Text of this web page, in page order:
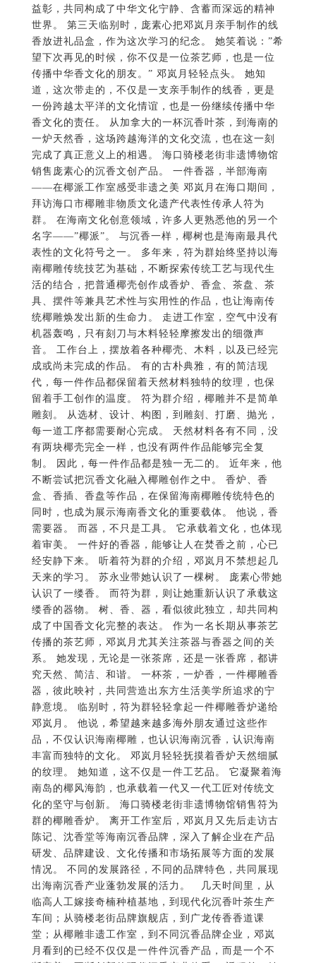
传播中华香文化的朋友。” 邓岚月轻轻点头。 她知
道，这次带走的，不仅是一支亲手制作的线香，更是
一份跨越太平洋的文化情谊，也是一份继续传播中华
香文化的责任。 从加拿大的一杯沉香叶茶，到海南的
一炉天然香，这场跨越海洋的文化交流，也在这一刻
完成了真正意义上的相遇。 海口骑楼老街非遗博物馆
销售庞素心的沉香文创产品。 一件香器，半部海南
——在椰派工作室感受非遗之美 邓岚月在海口期间，
拜访海口市椰雕非物质文化遗产代表性传承人符为
群。 在海南文化创意领域，许多人更熟悉他的另一个
名字——”椰派”。 与沉香一样，椰树也是海南最具代
表性的文化符号之一。 多年来，符为群始终坚持以海
南椰雕传统技艺为基础，不断探索传统工艺与现代生
活的结合，把普通椰壳创作成香炉、香盒、茶盘、茶
具、摆件等兼具艺术性与实用性的作品，也让海南传
统椰雕焕发出新的生命力。 走进工作室，空气中没有
机器轰鸣，只有刻刀与木料轻轻摩擦发出的细微声
音。 工作台上，摆放着各种椰壳、木料，以及已经完
成或尚未完成的作品。 有的古朴典雅，有的简洁现
代，每一件作品都保留着天然材料独特的纹理，也保
留着手工创作的温度。 符为群介绍，椰雕并不是简单
雕刻。 从选材、设计、构图，到雕刻、打磨、抛光，
每一道工序都需要耐心完成。 天然材料各有不同，没
有两块椰壳完全一样，也没有两件作品能够完全复
制。 因此，每一件作品都是独一无二的。 近年来，他
不断尝试把沉香文化融入椰雕创作之中。 香炉、香
盒、香插、香盘等作品，在保留海南椰雕传统特色的
同时，也成为展示海南香文化的重要载体。 他说，香
需要器。 而器，不只是工具。 它承载着文化，也体现
着审美。 一件好的香器，能够让人在焚香之前，心已
经安静下来。 听着符为群的介绍，邓岚月不禁想起几
天来的学习。 苏永业带她认识了一棵树。 庞素心带她
认识了一缕香。 而符为群，则让她重新认识了承载这
缕香的器物。 树、香、器，看似彼此独立，却共同构
成了中国香文化完整的表达。 作为一名长期从事茶艺
传播的茶艺师，邓岚月尤其关注茶器与香器之间的关
系。 她发现，无论是一张茶席，还是一张香席，都讲
究天然、简洁、和谐。 一杯茶，一炉香，一件椰雕香
器，彼此映衬，共同营造出东方生活美学所追求的宁
静意境。 临别时，符为群轻轻拿起一件椰雕香炉递给
邓岚月。 他说，希望越来越多海外朋友通过这些作
品，不仅认识海南椰雕，也认识海南沉香，认识海南
丰富而独特的文化。 邓岚月轻轻抚摸着香炉天然细腻
的纹理。 她知道，这不仅是一件工艺品。 它凝聚着海
南岛的椰风海韵，也承载着一代又一代工匠对传统文
化的坚守与创新。 海口骑楼老街非遗博物馆销售符为
群的椰雕香炉。 离开工作室后，邓岚月又先后走访古
陈记、沈香堂等海南沉香品牌，深入了解企业在产品
研发、品牌建设、文化传播和市场拓展等方面的发展
情况。 不同的发展路径，不同的品牌特色，共同展现
出海南沉香产业蓬勃发展的活力。 几天时间里，从
临高人工嫁接奇楠种植基地，到现代化沉香叶茶生产
车间；从骑楼老街品牌旗舰店，到广龙传香香道课
堂；从椰雕非遗工作室，到不同沉香品牌企业，邓岚
月看到的已经不仅仅是一件件沉香产品，而是一个不
断完善、不断创新的现代沉香产业体系。 返程前，她
再次回望海南这片土地。 一年前，在加拿大，她通过
一杯中国沉香茶，把中华文化介绍给海外朋友。 一年
后，她来到海南，循着那一缕海南天香，寻找一片树